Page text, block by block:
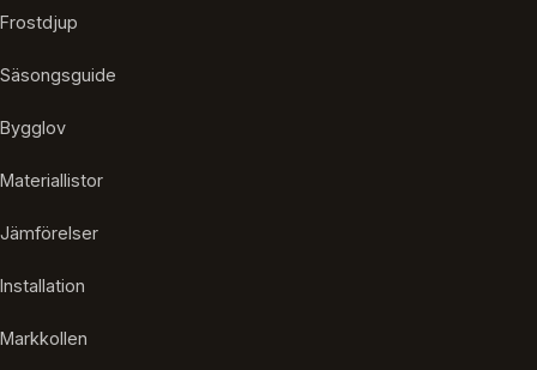
Frostdjup
Säsongsguide
Bygglov
Materiallistor
Jämförelser
Installation
Markkollen